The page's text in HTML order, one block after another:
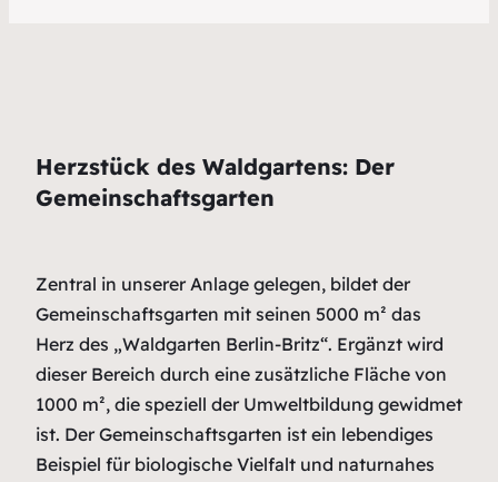
Herzstück des Waldgartens: Der
Gemeinschaftsgarten
Zentral in unserer Anlage gelegen, bildet der
Gemeinschaftsgarten mit seinen 5000 m² das
Herz des „Waldgarten Berlin-Britz“. Ergänzt wird
dieser Bereich durch eine zusätzliche Fläche von
1000 m², die speziell der Umweltbildung gewidmet
ist. Der Gemeinschaftsgarten ist ein lebendiges
Beispiel für biologische Vielfalt und naturnahes